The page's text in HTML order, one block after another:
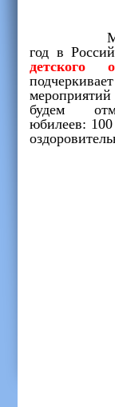
Мы с
год в
детского
будем
юбилеев: